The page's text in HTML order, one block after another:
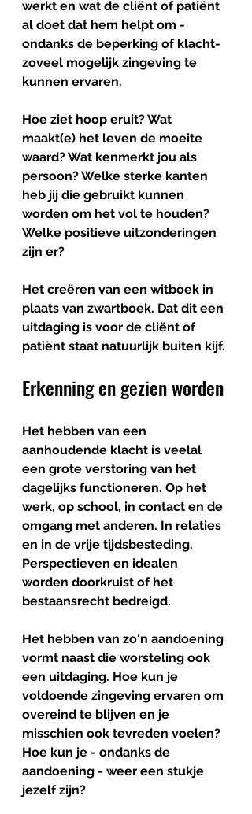
werkt en wat de cliënt of patiënt
al doet dat hem helpt om -
ondanks de beperking of klacht-
zoveel mogelijk zingeving te
kunnen ervaren.
Hoe ziet hoop eruit? Wat
maakt(e) het leven de moeite
waard? Wat kenmerkt jou als
persoon? Welke sterke kanten
heb jij die gebruikt kunnen
worden om het vol te houden?
Welke positieve uitzonderingen
zijn er?
Het creëren van een witboek in
plaats van zwartboek. Dat dit een
uitdaging is voor de cliënt of
patiënt staat natuurlijk buiten kijf.
Erkenning en gezien worden
Het hebben van een
aanhoudende klacht is veelal
een grote verstoring van het
dagelijks functioneren. Op het
werk, op school, in contact en de
omgang met anderen. In relaties
en in de vrije tijdsbesteding.
Perspectieven en idealen
worden doorkruist of het
bestaansrecht bedreigd.
Het hebben van zo'n aandoening
vormt naast die worsteling ook
een uitdaging. Hoe kun je
voldoende zingeving ervaren om
overeind te blijven en je
misschien ook tevreden voelen?
Hoe kun je - ondanks de
aandoening - weer een stukje
jezelf zijn?